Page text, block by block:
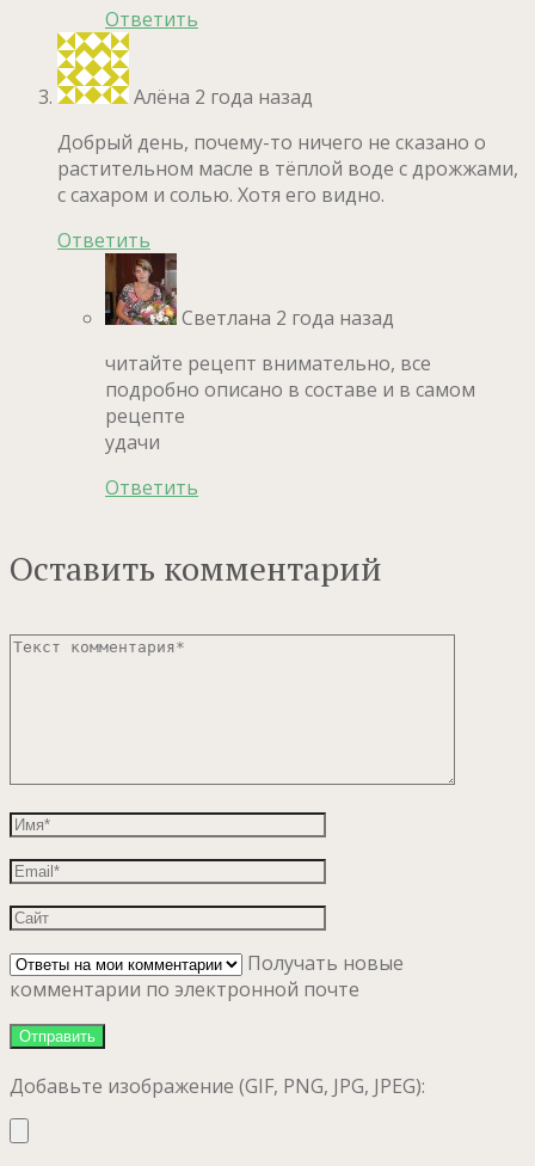
Ответить
Алёна 2 года назад
Добрый день, почему-то ничего не сказано о
растительном масле в тёплой воде с дрожжами,
с сахаром и солью. Хотя его видно.
Ответить
Светлана 2 года назад
читайте рецепт внимательно, все
подробно описано в составе и в самом
рецепте
удачи
Ответить
Оставить комментарий
Получать новые
комментарии по электронной почте
Добавьте изображение (GIF, PNG, JPG, JPEG):